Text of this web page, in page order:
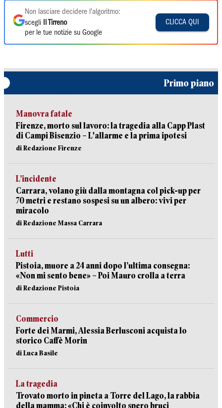
Non lasciare decidere l'algoritmo:
scegli
Il Tirreno
per le tue notizie su Google
CLICCA QUI
Primo piano
Manovra fatale
Firenze, morto sul lavoro: la tragedia alla Capp Plast
di Campi Bisenzio – L'allarme e la prima ipotesi
di Redazione Firenze
L’incidente
Carrara, volano giù dalla montagna col pick-up per
70 metri e restano sospesi su un albero: vivi per
miracolo
di Redazione Massa Carrara
Lutti
Pistoia, muore a 24 anni dopo l’ultima consegna:
«Non mi sento bene» – Poi Mauro crolla a terra
di Redazione Pistoia
Commercio
Forte dei Marmi, Alessia Berlusconi acquista lo
storico Caffè Morin
di Luca Basile
La tragedia
Trovato morto in pineta a Torre del Lago, la rabbia
della mamma: «Chi è coinvolto spero bruci